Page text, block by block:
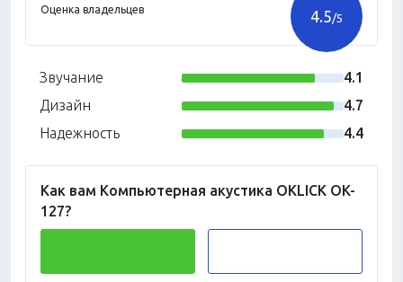
Оценка владельцев 4.5/5
Звучание
4.1
Дизайн
4.7
Надежность
4.4
Как вам Компьютерная акустика OKLICK OK-
127?